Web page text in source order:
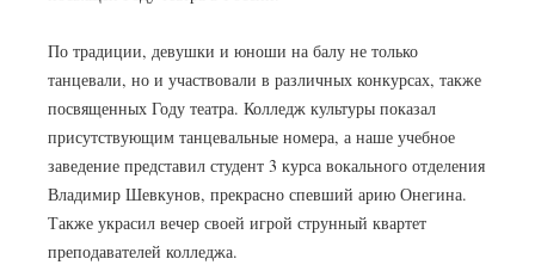
По традиции, девушки и юноши на балу не только
танцевали, но и участвовали в различных конкурсах, также
посвященных Году театра. Колледж культуры показал
присутствующим танцевальные номера, а наше учебное
заведение представил студент 3 курса вокального отделения
Владимир Шевкунов, прекрасно спевший арию Онегина.
Также украсил вечер своей игрой струнный квартет
преподавателей колледжа.